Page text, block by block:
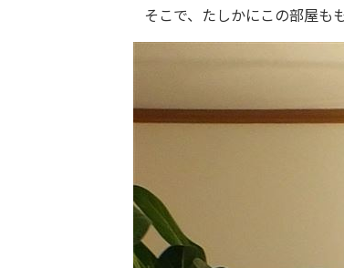
そこで、たしかにこの部屋も